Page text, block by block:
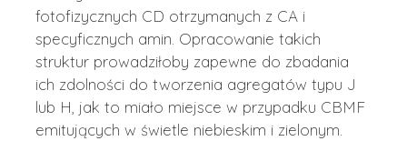
fotofizycznych CD otrzymanych z CA i
specyficznych amin. Opracowanie takich
struktur prowadziłoby zapewne do zbadania
ich zdolności do tworzenia agregatów typu J
lub H, jak to miało miejsce w przypadku CBMF
emitujących w świetle niebieskim i zielonym.